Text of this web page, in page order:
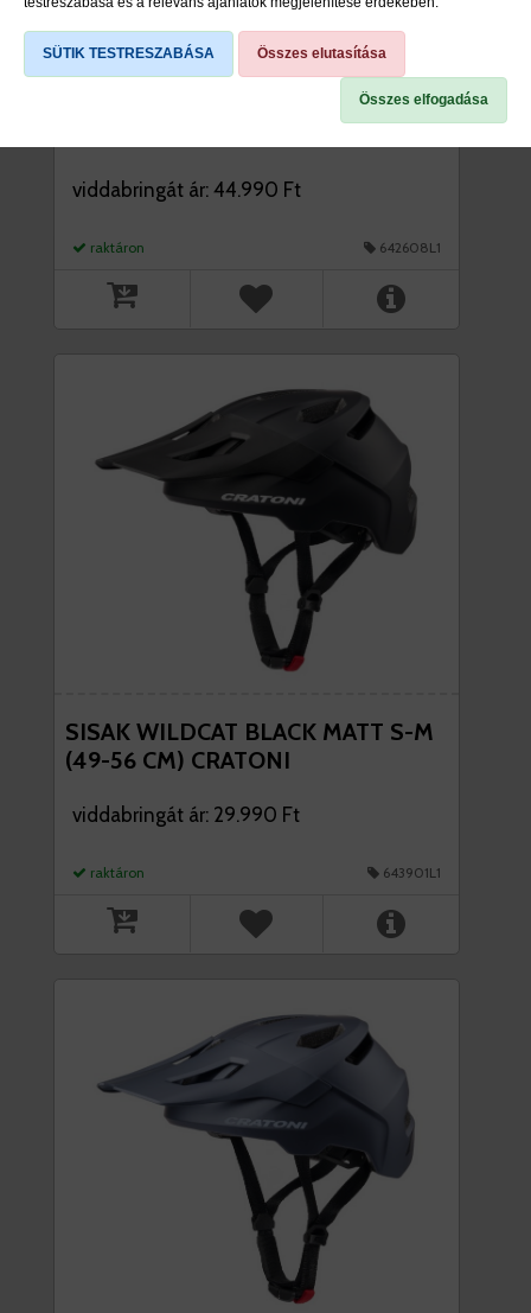
SÜTIK TESTRESZABÁSA Összes elutasítása
Összes elfogadása
SISAK MADCAT SAGE MATT S-M
viddabringát ár: 44.990 Ft
raktáron 642608L1
SISAK WILDCAT BLACK MATT S-M
(49-56 CM) CRATONI
viddabringát ár: 29.990 Ft
raktáron 643901L1